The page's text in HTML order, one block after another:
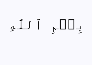
بِسۡمِ ٱللَّهِ